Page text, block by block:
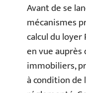
Avant de se
mécanismes
calcul du
en vue
immobiliers,
à condition